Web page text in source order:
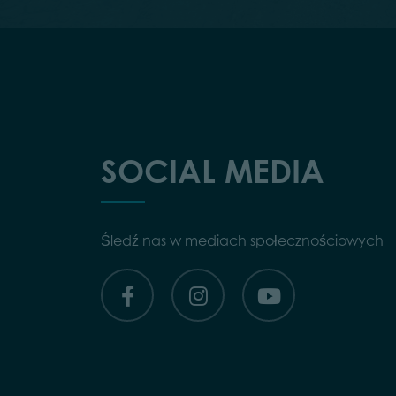
SOCIAL MEDIA
Śledź nas w mediach społecznościowych